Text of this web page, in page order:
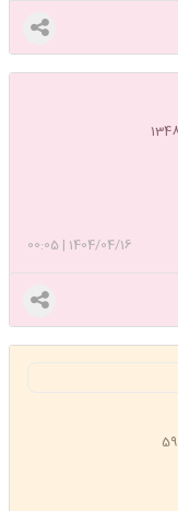
1404/04/16
|
00:05